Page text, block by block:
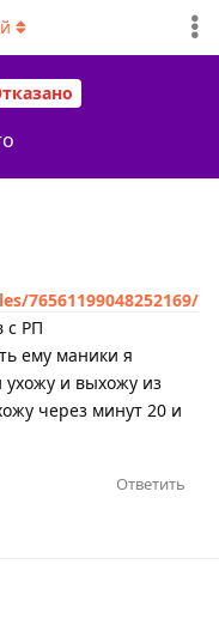
76561199048252169/
с РП
ему маники я
ухожу и выхожу из
через минут 20 и
Ответить